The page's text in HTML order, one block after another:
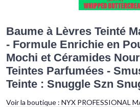
Baume à Lèvres Teinté
- Formule Enrichie en
Mochi et Céramides
Teintes Parfumées -
Teinte : Snuggle Szn
Voir la boutique : NYX PROFESSIONAL